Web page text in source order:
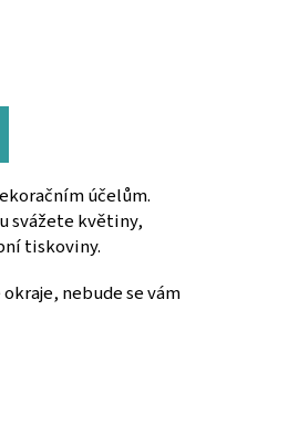
účelům.
svážete květiny,
tiskoviny.
nebude se vám